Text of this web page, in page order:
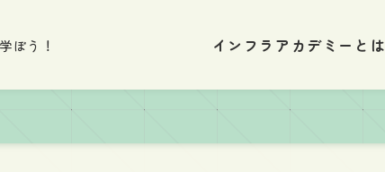
ぼう！ インフラアカデミーとは